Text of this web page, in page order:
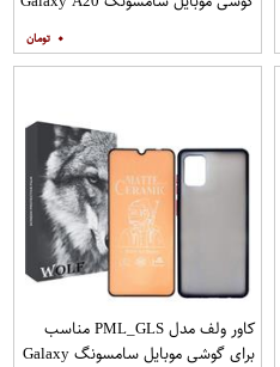
۰
کاور ولف مدل PML_GLS مناسب
برای گوشی موبایل سامسونگ Galaxy